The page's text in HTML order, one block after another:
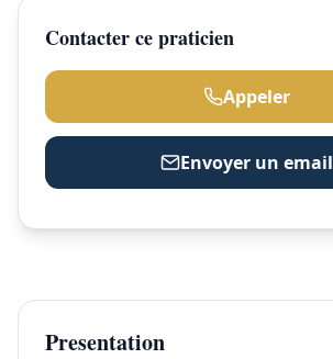
Contacter ce praticien
Appeler
Envoyer un email
Presentation